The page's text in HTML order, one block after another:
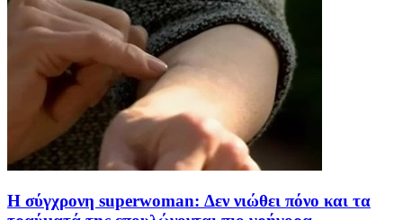
Η σύγχρονη superwoman: Δεν νιώθει πόνο και τα